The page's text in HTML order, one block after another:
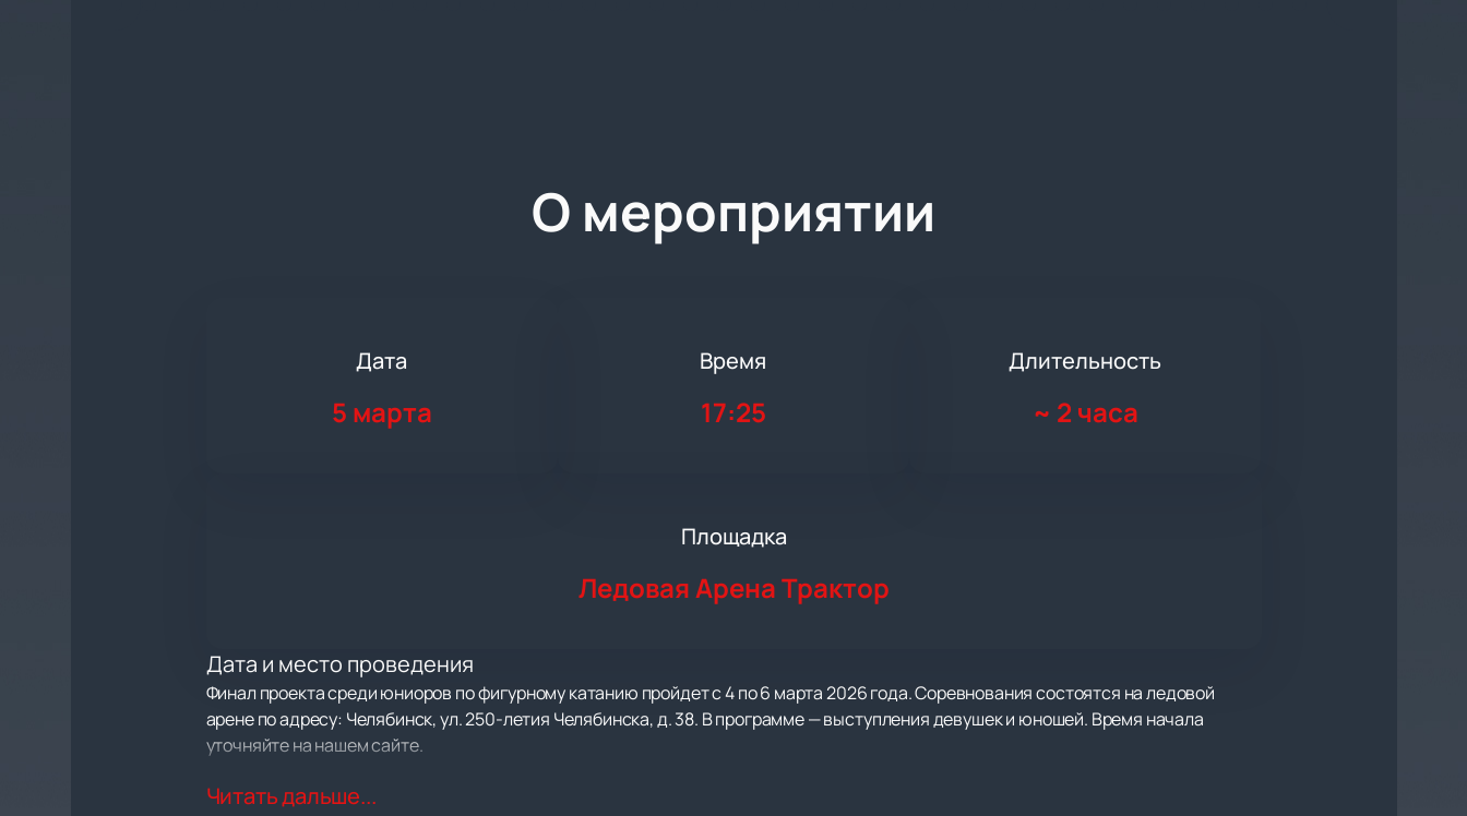
О мероприятии
Дата
5 марта
Время
17:25
Длительность
~ 2 часа
Площадка
Ледовая Арена Трактор
Дата и место проведения
Финал проекта среди юниоров по фигурному катанию пройдет с 4 по 6 марта 2026 года. Соревнования состоятся на ледовой
арене по адресу: Челябинск, ул. 250-летия Челябинска, д. 38. В программе — выступления девушек и юношей. Время начала
уточняйте на нашем сайте.
О событии и площадке
Читать дальше...